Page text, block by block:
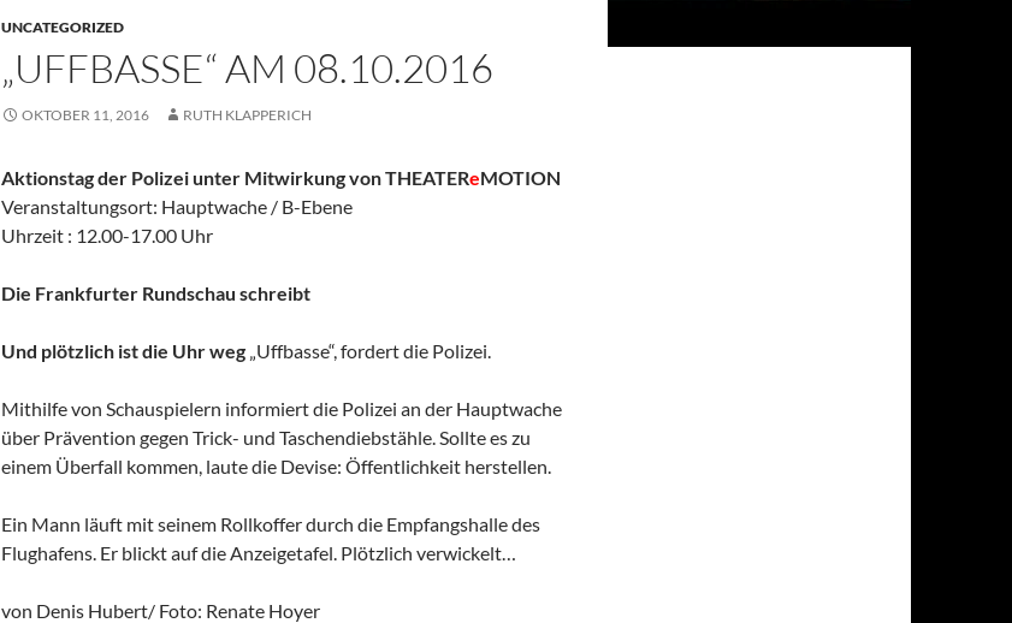
UNCATEGORIZED
„UFFBASSE“ AM 08.10.2016
OKTOBER 11, 2016 RUTH KLAPPERICH
Aktionstag der Polizei unter Mitwirkung von THEATEReMOTION
Veranstaltungsort: Hauptwache / B-Ebene
Uhrzeit : 12.00-17.00 Uhr
Die Frankfurter Rundschau schreibt
Und plötzlich ist die Uhr weg „Uffbasse“, fordert die Polizei.
Mithilfe von Schauspielern informiert die Polizei an der Hauptwache
über Prävention gegen Trick- und Taschendiebstähle. Sollte es zu
einem Überfall kommen, laute die Devise: Öffentlichkeit herstellen.
Ein Mann läuft mit seinem Rollkoffer durch die Empfangshalle des
Flughafens. Er blickt auf die Anzeigetafel. Plötzlich verwickelt…
von Denis Hubert/ Foto: Renate Hoyer